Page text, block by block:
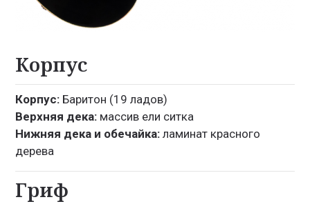
Корпус
Корпус: Баритон (19 ладов)
Верхняя дека: массив ели ситка
Нижняя дека и обечайка: ламинат красного
дерева
Гриф